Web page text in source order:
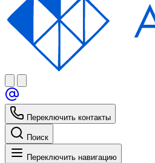
Переключить контакты
Поиск
Переключить навигацию